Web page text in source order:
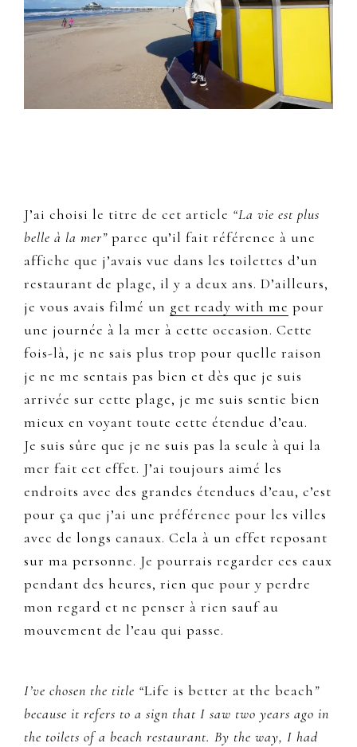
J’ai choisi le titre de cet article “La vie est plus
belle à la mer” parce qu’il fait référence à une
affiche que j’avais vue dans les toilettes d’un
restaurant de plage, il y a deux ans. D’ailleurs,
je vous avais filmé un get ready with me pour
une journée à la mer à cette occasion. Cette
fois-là, je ne sais plus trop pour quelle raison
je ne me sentais pas bien et dès que je suis
arrivée sur cette plage, je me suis sentie bien
mieux en voyant toute cette étendue d’eau.
Je suis sûre que je ne suis pas la seule à qui la
mer fait cet effet. J’ai toujours aimé les
endroits avec des grandes étendues d’eau, c’est
pour ça que j’ai une préférence pour les villes
avec de longs canaux. Cela à un effet reposant
sur ma personne. Je pourrais regarder ces eaux
pendant des heures, rien que pour y perdre
mon regard et ne penser à rien sauf au
mouvement de l’eau qui passe.
I’ve chosen the title “Life is better at the beach”
because it refers to a sign that I saw two years ago in
the toilets of a beach restaurant. By the way, I had